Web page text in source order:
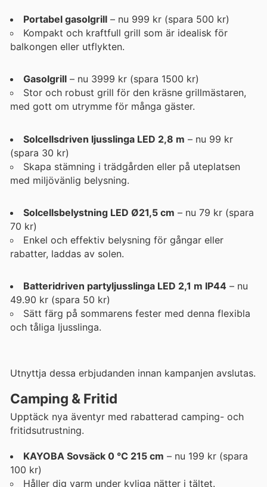
Portabel gasolgrill – nu 999 kr (spara 500 kr)
Kompakt och kraftfull grill som är idealisk för
balkongen eller utflykten.
Gasolgrill – nu 3999 kr (spara 1500 kr)
Stor och robust grill för den kräsne grillmästaren,
med gott om utrymme för många gäster.
Solcellsdriven ljusslinga LED 2,8 m – nu 99 kr
(spara 30 kr)
Skapa stämning i trädgården eller på uteplatsen
med miljövänlig belysning.
Solcellsbelystning LED Ø21,5 cm – nu 79 kr (spara
70 kr)
Enkel och effektiv belysning för gångar eller
rabatter, laddas av solen.
Batteridriven partyljusslinga LED 2,1 m IP44 – nu
49.90 kr (spara 50 kr)
Sätt färg på sommarens fester med denna flexibla
och tåliga ljusslinga.
Utnyttja dessa erbjudanden innan kampanjen avslutas.
Camping & Fritid
Upptäck nya äventyr med rabatterad camping- och
fritidsutrustning.
KAYOBA Sovsäck 0 °C 215 cm – nu 199 kr (spara
100 kr)
Håller dig varm under kyliga nätter i tältet.